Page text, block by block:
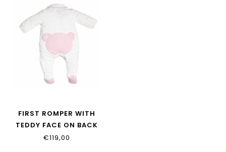
FIRST ROMPER WITH
TEDDY FACE ON BACK
6203107_0104
€119,00